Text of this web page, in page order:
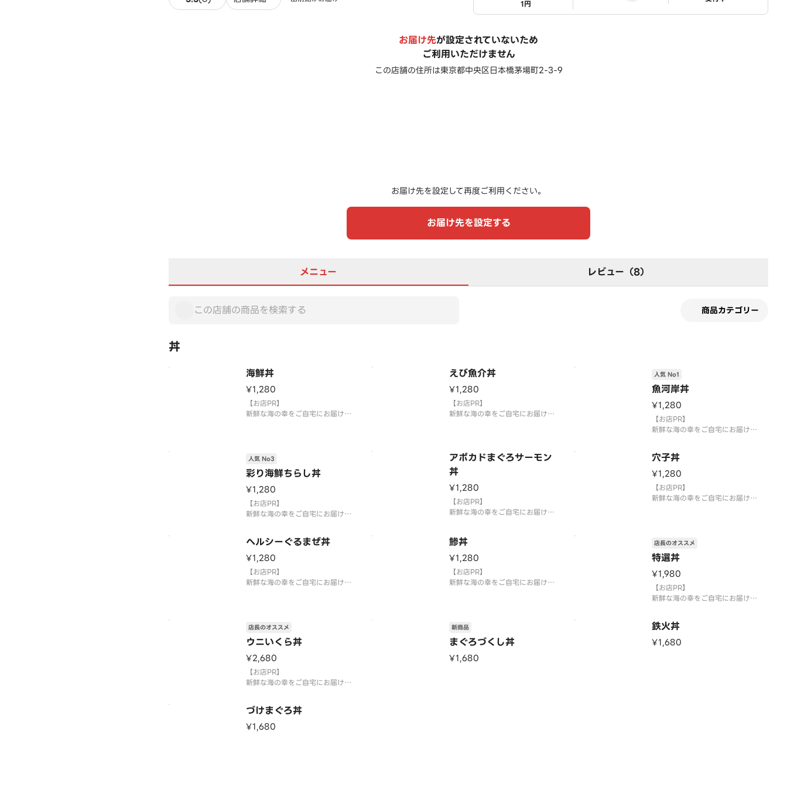
1円
お届け先が設定されていないため
ご利用いただけません
この店舗の住所は東京都中央区日本橋茅場町2-3-9
お届け先を設定して再度ご利用ください。
お届け先を設定する
メニュー レビュー（8）
商品カテゴリー
丼
海鮮丼
¥1,280
【お店PR】
新鮮な海の幸をご自宅にお届け致
えび魚介丼
¥1,280
【お店PR】
新鮮な海の幸をご自宅にお届け致
魚河岸丼
人気 No1
¥1,280
【お店PR】
新鮮な海の幸をご自宅にお届け致
彩り海鮮ちらし丼
人気 No3
¥1,280
【お店PR】
新鮮な海の幸をご自宅にお届け致
アボカドまぐろサーモン
丼
¥1,280
【お店PR】
新鮮な海の幸をご自宅にお届け致
穴子丼
¥1,280
【お店PR】
新鮮な海の幸をご自宅にお届け致
ヘルシーぐるまぜ丼
¥1,280
【お店PR】
新鮮な海の幸をご自宅にお届け致
鯵丼
¥1,280
【お店PR】
新鮮な海の幸をご自宅にお届け致
特選丼
店長のオススメ
¥1,980
【お店PR】
新鮮な海の幸をご自宅にお届け致
ウニいくら丼
店長のオススメ
¥2,680
【お店PR】
新鮮な海の幸をご自宅にお届け致
まぐろづくし丼
新商品
¥1,680
鉄火丼
¥1,680
づけまぐろ丼
¥1,680